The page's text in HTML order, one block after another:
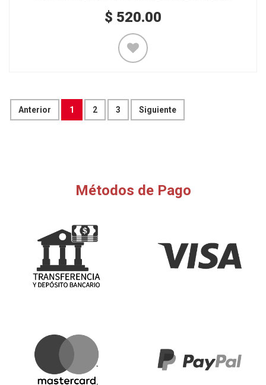
$ 520.00
Anterior 1 2 3 Siguiente
Métodos de Pago